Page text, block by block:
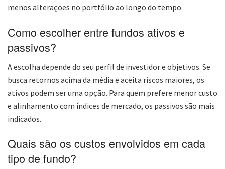
menos alterações no portfólio ao longo do tempo.
Como escolher entre fundos ativos e
passivos?
A escolha depende do seu perfil de investidor e objetivos. Se
busca retornos acima da média e aceita riscos maiores, os
ativos podem ser uma opção. Para quem prefere menor custo
e alinhamento com índices de mercado, os passivos são mais
indicados.
Quais são os custos envolvidos em cada
tipo de fundo?